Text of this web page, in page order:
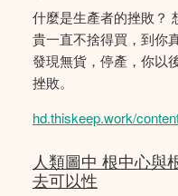
什麼是生產者的挫敗？
貴一直不捨得買，到你
發現無貨，停產，你以
挫敗。
hd.thiskeep.work/
人類圖中 根中心與
去可以性